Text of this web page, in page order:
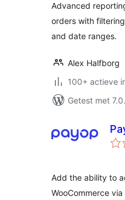
Advanced
orders with
and date ranges.
Alex Halfborg
100+ actieve
Getest met
Add the ability to
WooCommerce